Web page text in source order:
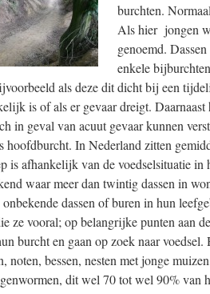
burchten.
Als hier jongen
genoemd.
enkele
als deze dit dicht bij een
is of als er gevaar dreigt.
in geval van acuut gevaar kunnen
hoofdburcht. In Nederland zitten
is afhankelijk van de voedselsituatie
waar meer dan twintig dassen in
dassen of buren in hun
ze vooral; op belangrijke punten aan
burcht en gaan op zoek naar
noten, bessen, nesten met jonge
dit wel 70 tot wel 90% van